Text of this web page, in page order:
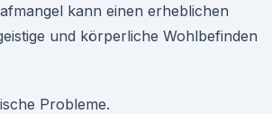
kann einen erheblichen
und körperliche Wohlbefinden
Probleme.